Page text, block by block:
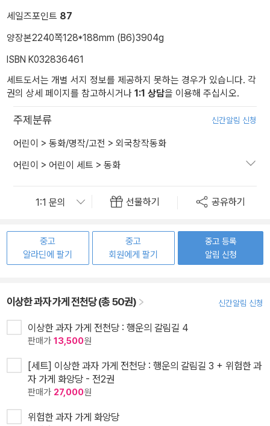
세일즈포인트 87
양장본2240쪽128*188mm (B6)3904g
ISBN K032836461
세트도서는 개별 서지 정보를 제공하지 못하는 경우가 있습니다. 각
권의 상세 페이지를 참고하시거나 1:1 상담을 이용해 주십시오.
주제분류 신간알림 신청
어린이 > 동화/명작/고전 > 외국창작동화
어린이 > 어린이 세트 > 동화
선물하기 공유하기
중고
알라딘에 팔기
중고
회원에게 팔기
중고 등록
알림 신청
이상한 과자 가게 전천당 (총 50권) 신간알림 신청
이상한 과자 가게 전천당 : 행운의 갈림길 4
판매가 13,500원
[세트] 이상한 과자 가게 전천당 : 행운의 갈림길 3 + 위험한 과
자 가게 화앙당 - 전2권
판매가 27,000원
위험한 과자 가게 화앙당